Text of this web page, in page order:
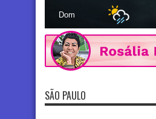
Dom
SÃO PAULO